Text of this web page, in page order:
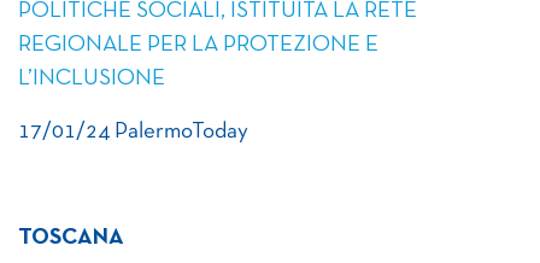
POLITICHE SOCIALI, ISTITUITA LA RETE
REGIONALE PER LA PROTEZIONE E
L’INCLUSIONE
17/01/24 PalermoToday
TOSCANA